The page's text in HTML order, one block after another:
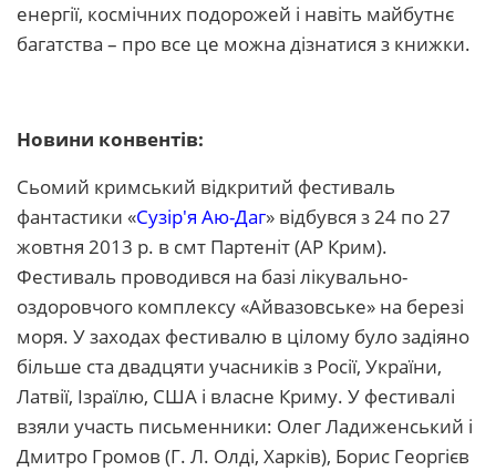
енергії, космічних подорожей і навіть майбутнє
багатства – про все це можна дізнатися з книжки.
Новини конвентів:
Сьомий кримський відкритий фестиваль
фантастики «Сузір'я Аю-Даг» відбувся з 24 по 27
жовтня 2013 р. в смт Партеніт (АР Крим).
Фестиваль проводився на базі лікувально-
оздоровчого комплексу «Айвазовське» на березі
моря. У заходах фестивалю в цілому було задіяно
більше ста двадцяти учасників з Росії, України,
Латвії, Ізраїлю, США і власне Криму. У фестивалі
взяли участь письменники: Олег Ладиженський і
Дмитро Громов (Г. Л. Олді, Харків), Борис Георгієв